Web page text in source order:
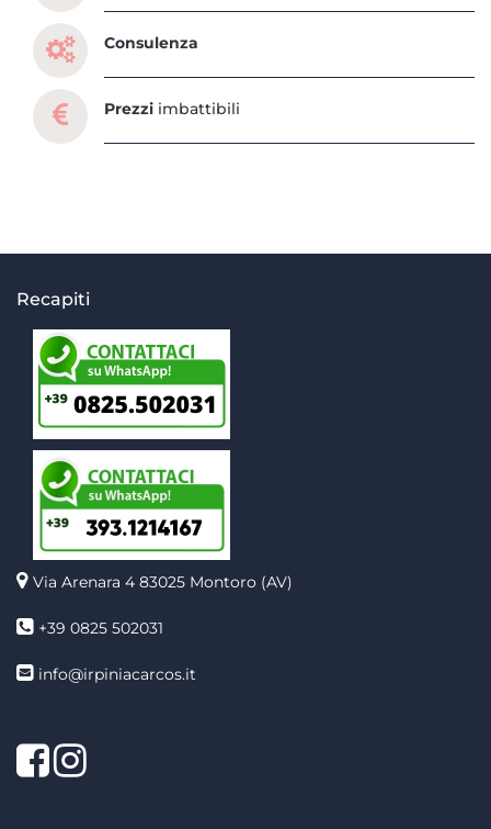
Consulenza
Prezzi imbattibili
Recapiti
Via Arenara 4 83025 Montoro (AV)
+39 0825 502031
info@irpiniacarcos.it
FacebookInstagram